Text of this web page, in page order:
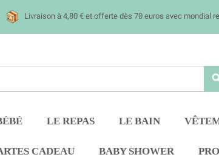
Livraison à 4,80 € et offerte dès 70 euros avec mondial
LE REPAS LE BAIN
CADEAU BABY SHOWER